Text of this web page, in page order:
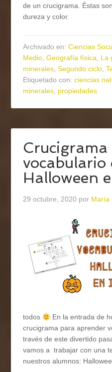
de un crucigrama. Éstas
dureza y color.
Archivado en:Ciencias
Medio,Geografía física, La
minerales,Segundo ciclo,
Etiquetado con:ciencias
minerales, propiedades
Crucigrama
vocabulario
Halloween
29 octubre, 2020 por María
todos
En la entrada de
crucigrama para aprender
través de este divertido
vamos a trabajar con una
nuestros alumnos: